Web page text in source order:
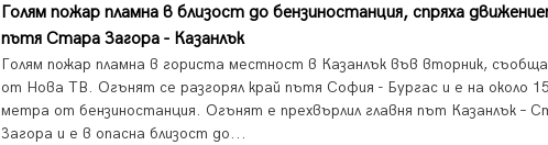
Голям пожар пламна в близост до бензиностанция, спряха
пътя Стара Загора - Казанлък
Голям пожар пламна в гориста местност в Казанлък във вторник,
от Нова ТВ. Огънят се разгорял край пътя София - Бургас и е на около
метра от бензиностанция. Огънят е прехвърлил главня път Казанлък –
Загора и е в опасна близост до...